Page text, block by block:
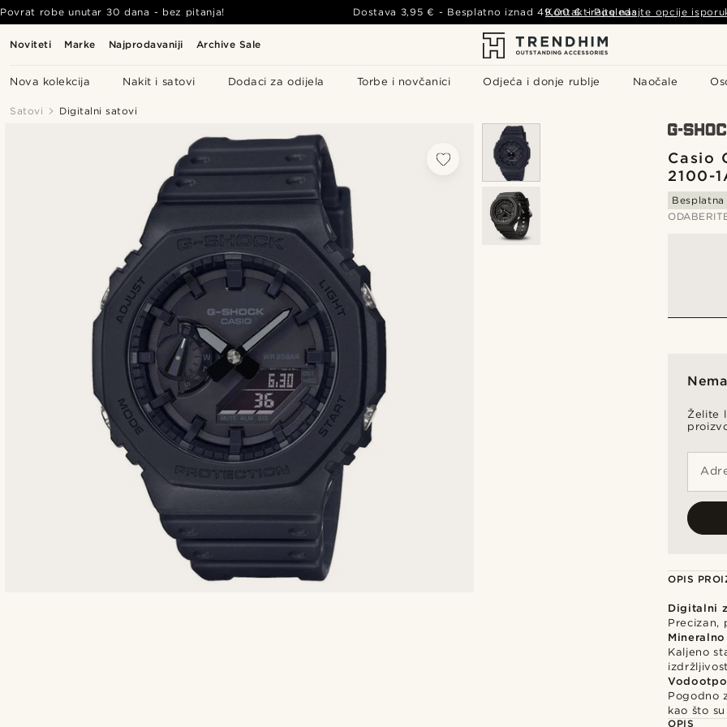
Noviteti Marke Najprodavaniji Archive Sale
Nova kolekcija Nakit i satovi Dodaci za odijela Torbe i novčanici Odjeća i donje rublje Naočale
Povrat robe unutar 30 dana - bez pitanja! Dostava 3,95 € - Besplatno iznad49,00 € - Pogledajte opcije
Kontaktirajte nas
Satovi Digitalni satovi
Casio
2100-
Želite
OPIS
Digitalni
Precizan,
Kaljeno
Pogodno
kao što
OPIS